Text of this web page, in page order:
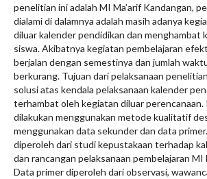
penelitian ini adalah MI Ma’arif Kandangan,
dialami di dalamnya adalah masih adanya
diluar kalender pendidikan dan menghambat
siswa. Akibatnya kegiatan pembelajaran
berjalan dengan semestinya dan jumlah
berkurang. Tujuan dari pelaksanaan
solusi atas kendala pelaksanaan kalender
terhambat oleh kegiatan diluar perencanaan.
dilakukan menggunakan metode kualitatif
menggunakan data sekunder dan data
diperoleh dari studi kepustakaan terhadap
dan rancangan pelaksanaan pembelajaran MI
Data primer diperoleh dari observasi,